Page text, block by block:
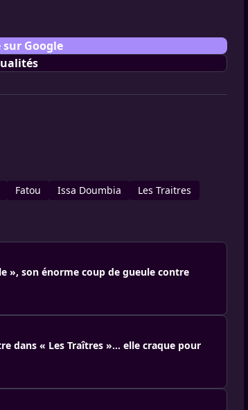
sur Google
Fatou Issa Doumbia Les Traitres
», son énorme coup de gueule contre
dans « Les Traîtres »… elle craque pour